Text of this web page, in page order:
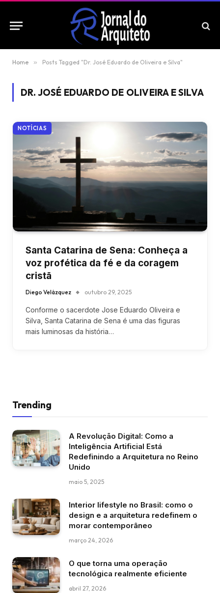
Home » Posts Tagged "Dr. José Eduardo de Oliveira e Silva"
DR. JOSÉ EDUARDO DE OLIVEIRA E SILVA
NOTÍCIAS
Santa Catarina de Sena: Conheça a
voz profética da fé e da coragem
cristã
Diego Velázquez outubro 29, 2025
Conforme o sacerdote Jose Eduardo Oliveira e
Silva, Santa Catarina de Sena é uma das figuras
mais luminosas da história…
Trending
A Revolução Digital: Como a
Inteligência Artificial Está
Redefinindo a Arquitetura no Reino
Unido
maio 5, 2025
Interior lifestyle no Brasil: como o
design e a arquitetura redefinem o
morar contemporâneo
março 24, 2026
O que torna uma operação
tecnológica realmente eficiente
abril 27, 2026